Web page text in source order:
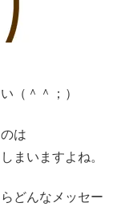
（＾＾；）
は
まいますよね。
どんなメッセー